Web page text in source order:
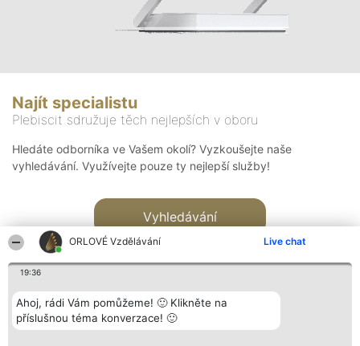
ORLOVÉ Vzdělávání Live chat
19:36
Ahoj, rádi Vám pomůžeme! 🙂 Klikněte na
příslušnou téma konverzace! 🙂
Najít specialistu
Plebiscit sdružuje těch nejlepších v oboru
Hledáte odborníka ve Vašem okolí? Vyzkoušejte naše
vyhledávání. Využívejte pouze ty nejlepší služby!
Vyhledávání